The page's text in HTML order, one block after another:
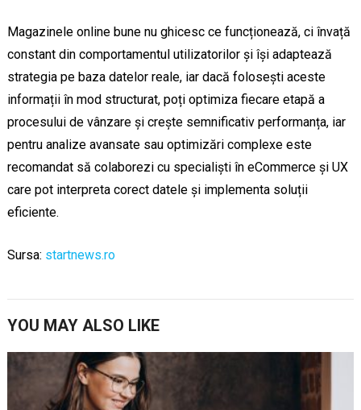
Magazinele online bune nu ghicesc ce funcționează, ci învață
constant din comportamentul utilizatorilor și își adaptează
strategia pe baza datelor reale, iar dacă folosești aceste
informații în mod structurat, poți optimiza fiecare etapă a
procesului de vânzare și crește semnificativ performanța, iar
pentru analize avansate sau optimizări complexe este
recomandat să colaborezi cu specialiști în eCommerce și UX
care pot interpreta corect datele și implementa soluții
eficiente.
Sursa: startnews.ro
YOU MAY ALSO LIKE